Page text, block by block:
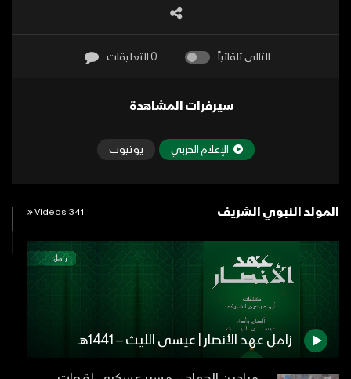
التالي تلقائياً 0 التعليقات
سيرفرات المشاهدة
الإعلام الحربي يوتيوب
المولد النبوي الشريف 341 Videos
زامل عهد الأنصار | عيسى الليث – 1441هـ